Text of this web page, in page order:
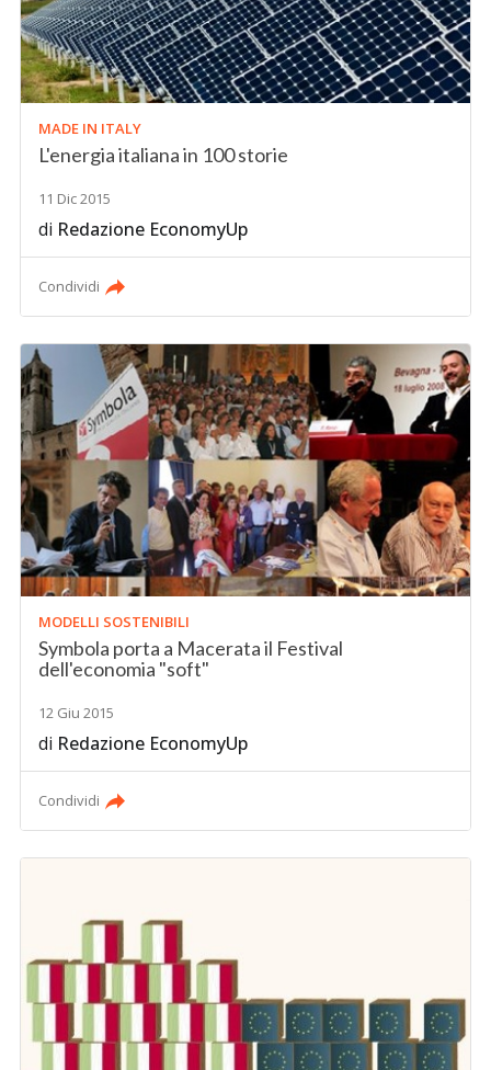
MADE IN ITALY
L'energia italiana in 100 storie
11 Dic 2015
di Redazione EconomyUp
Condividi
MODELLI SOSTENIBILI
Symbola porta a Macerata il Festival
dell'economia "soft"
12 Giu 2015
di Redazione EconomyUp
Condividi